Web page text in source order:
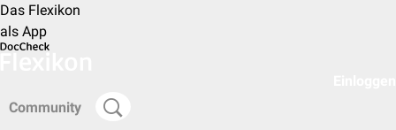
Das Flexikon
als App
Community